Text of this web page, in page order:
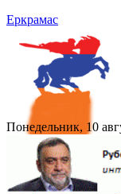
Еркрамас
Понедельник, 10